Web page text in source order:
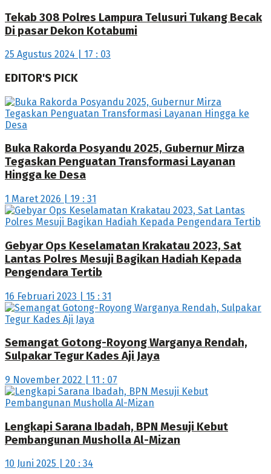
Tekab 308 Polres Lampura Telusuri Tukang Becak
Di pasar Dekon Kotabumi
25 Agustus 2024 | 17 : 03
EDITOR'S PICK
Buka Rakorda Posyandu 2025, Gubernur Mirza
Tegaskan Penguatan Transformasi Layanan
Hingga ke Desa
1 Maret 2026 | 19 : 31
Gebyar Ops Keselamatan Krakatau 2023, Sat
Lantas Polres Mesuji Bagikan Hadiah Kepada
Pengendara Tertib
16 Februari 2023 | 15 : 31
Semangat Gotong-Royong Warganya Rendah,
Sulpakar Tegur Kades Aji Jaya
9 November 2022 | 11 : 07
Lengkapi Sarana Ibadah, BPN Mesuji Kebut
Pembangunan Musholla Al-Mizan
10 Juni 2025 | 20 : 34